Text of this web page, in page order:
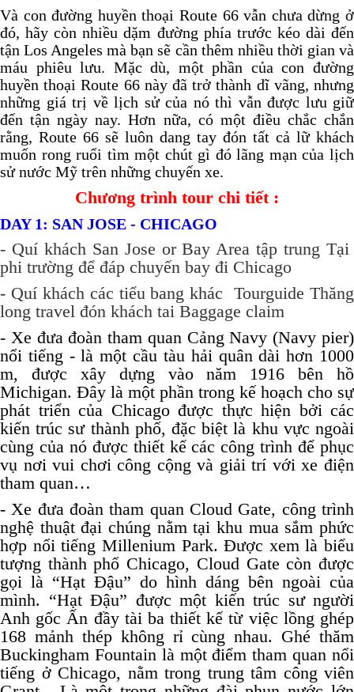
Và con đường huyền thoại Route 66 vẫn chưa dừng ở
đó, hãy còn nhiều dặm đường phía trước kéo dài đến
tận Los Angeles mà bạn sẽ cần thêm nhiều thời gian và
máu phiêu lưu. Mặc dù, một phần của con đường
huyền thoại Route 66 này đã trở thành dĩ vãng, nhưng
những giá trị về lịch sử của nó thì vẫn được lưu giữ
đến tận ngày nay. Hơn nữa, có một điều chắc chắn
rằng, Route 66 sẽ luôn dang tay đón tất cả lữ khách
muốn rong ruổi tìm một chút gì đó lãng mạn của lịch
sử nước Mỹ trên những chuyến xe.
Chương trình tour chi tiết :
DAY 1: SAN JOSE - CHICAGO
- Quí khách San Jose or Bay Area tập trung Tại
phi trường để đáp chuyến bay đi Chicago
- Quí khách các tiểu bang khác Tourguide Thăng
long travel đón khách tai Baggage claim
- Xe đưa đoàn tham quan Cảng Navy (Navy pier)
nổi tiếng - là một cầu tàu hải quân dài hơn 1000
m, được xây dựng vào năm 1916 bên hồ
Michigan. Đây là một phần trong kế hoạch cho sự
phát triển của Chicago được thực hiện bởi các
kiến trúc sư thành phố, đặc biệt là khu vực ngoài
cùng của nó được thiết kế các công trình để phục
vụ nơi vui chơi công cộng và giải trí với xe điện
tham quan…
- Xe đưa đoàn tham quan Cloud Gate, công trình
nghệ thuật đại chúng nằm tại khu mua sắm phức
hợp nổi tiếng Millenium Park. Được xem là biểu
tượng thành phố Chicago, Cloud Gate còn được
gọi là “Hạt Đậu” do hình dáng bên ngoài của
mình. “Hạt Đậu” được một kiến trúc sư người
Anh gốc Ấn đầy tài ba thiết kế từ việc lồng ghép
168 mảnh thép không rỉ cùng nhau. Ghé thăm
Buckingham Fountain là một điểm tham quan nổi
tiếng ở Chicago, nằm trong trung tâm công viên